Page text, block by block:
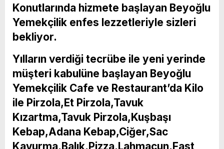
Konutlarında hizmete başlayan Beyoğlu
Yemekçilik enfes lezzetleriyle sizleri
bekliyor.
Yılların verdiği tecrübe ile yeni yerinde
müşteri kabulüne başlayan Beyoğlu
Yemekçilik Cafe ve Restaurant’da Kilo
ile Pirzola,Et Pirzola,Tavuk
Kızartma,Tavuk Pirzola,Kuşbaşı
Kebap,Adana Kebap,Ciğer,Sac
Kavurma,Balık,Pizza,Lahmacun,Fast